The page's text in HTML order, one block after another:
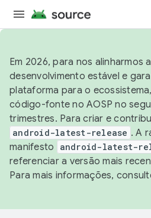
Em 2026, para nos alinharmos
desenvolvimento estável e
plataforma para o
código-fonte no AOSP no
trimestres. Para criar e
android-latest-release . A
manifesto
android-latest-
referenciar a versão mais
Para mais informações,